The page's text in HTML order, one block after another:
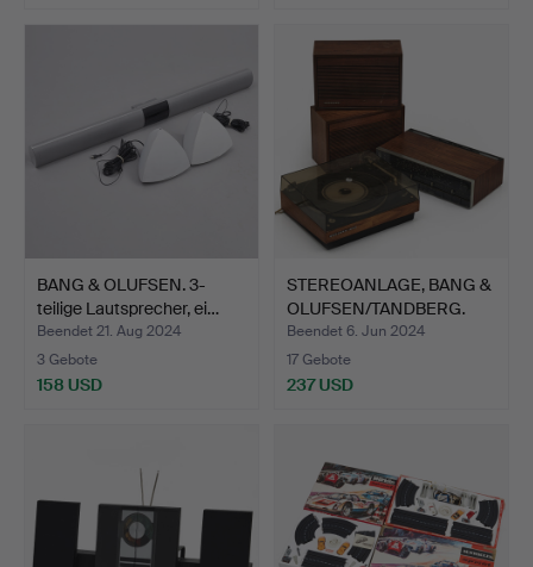
BANG & OLUFSEN. 3-
teilige Lautsprecher, ei…
Beendet 21. Aug 2024
3 Gebote
158 USD
STEREOANLAGE, BANG &
OLUFSEN/TANDBERG.
Beendet 6. Jun 2024
17 Gebote
237 USD